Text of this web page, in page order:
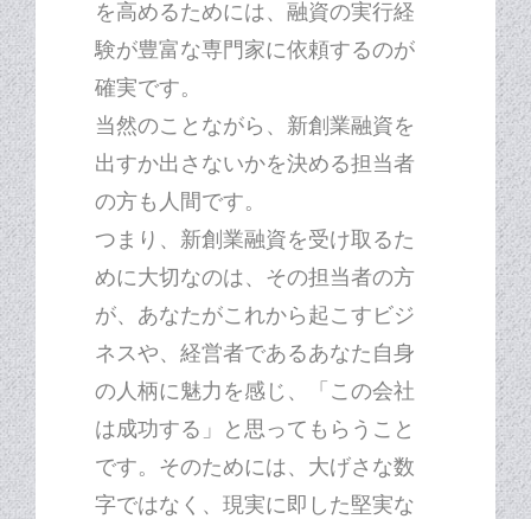
を高めるためには、融資の実行経
験が豊富な専門家に依頼するのが
確実です。
当然のことながら、新創業融資を
出すか出さないかを決める担当者
の方も人間です。
つまり、新創業融資を受け取るた
めに大切なのは、その担当者の方
が、あなたがこれから起こすビジ
ネスや、経営者であるあなた自身
の人柄に魅力を感じ、「この会社
は成功する」と思ってもらうこと
です。そのためには、大げさな数
字ではなく、現実に即した堅実な